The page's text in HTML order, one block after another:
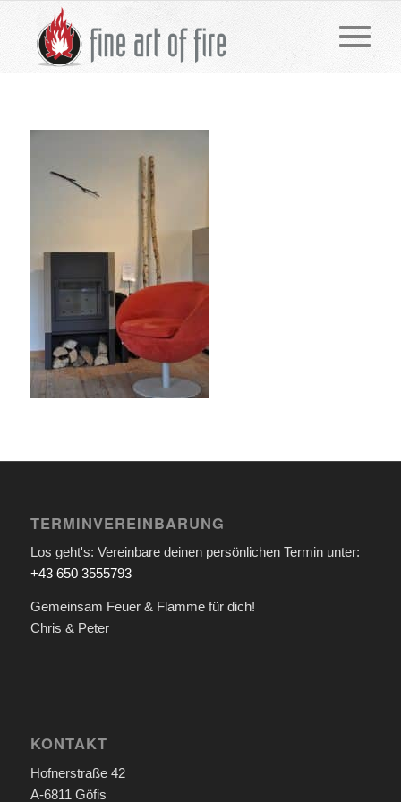
TERMINVEREINBARUNG
Los geht's: Vereinbare deinen persönlichen Termin unter:
+43 650 3555793
Gemeinsam Feuer & Flamme für dich!
Chris & Peter
KONTAKT
Hofnerstraße 42
A-6811 Göfis